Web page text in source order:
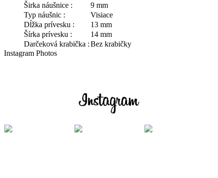
Širka náušnice :
9 mm
Typ náušnic :
Visiace
Dĺžka prívesku :
13 mm
Šírka prívesku :
14 mm
Darčeková krabička :Bez krabičky
Instagram Photos